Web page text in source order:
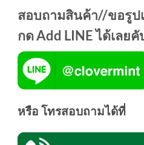
สอบถามสินค้า//ขอรูป
กด Add LINE ได้เลยคั
หรือ โทรสอบถามได้ที่